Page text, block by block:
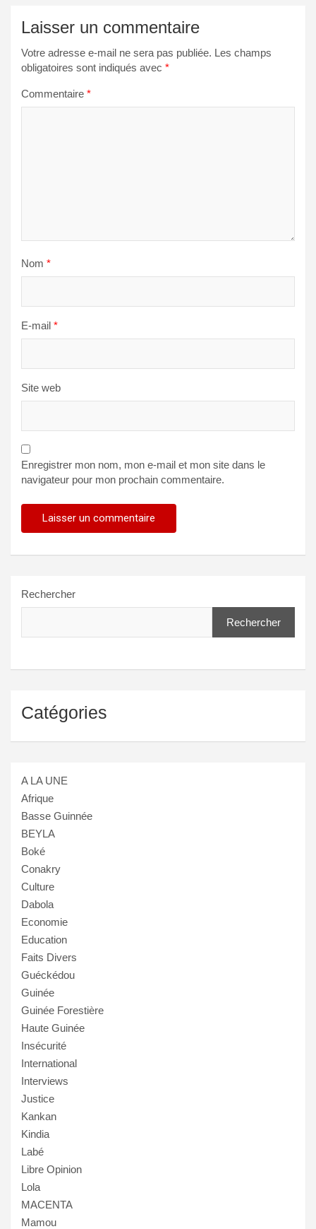
Laisser un commentaire
Votre adresse e-mail ne sera pas publiée. Les champs
obligatoires sont indiqués avec *
Commentaire *
Nom *
E-mail *
Site web
Enregistrer mon nom, mon e-mail et mon site dans le
navigateur pour mon prochain commentaire.
Rechercher
Rechercher
Catégories
A LA UNE
Afrique
Basse Guinnée
BEYLA
Boké
Conakry
Culture
Dabola
Economie
Education
Faits Divers
Guéckédou
Guinée
Guinée Forestière
Haute Guinée
Insécurité
International
Interviews
Justice
Kankan
Kindia
Labé
Libre Opinion
Lola
MACENTA
Mamou